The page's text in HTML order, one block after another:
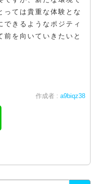
っては貴重な体験とな
できるようなポジティ
前を向いていきたいと
作成者 : a9biqz38